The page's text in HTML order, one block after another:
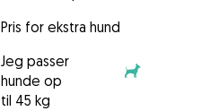
Pris for ekstra hund
Jeg passer
hunde op
til 45 kg